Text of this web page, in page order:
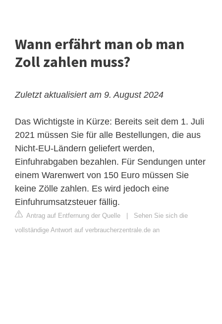
Wann erfährt man ob man
Zoll zahlen muss?
Zuletzt aktualisiert am 9. August 2024
Das Wichtigste in Kürze: Bereits seit dem 1. Juli
2021 müssen Sie für alle Bestellungen, die aus
Nicht-EU-Ländern geliefert werden,
Einfuhrabgaben bezahlen. Für Sendungen unter
einem Warenwert von 150 Euro müssen Sie
keine Zölle zahlen. Es wird jedoch eine
Einfuhrumsatzsteuer fällig.
Antrag auf Entfernung der Quelle
Sehen Sie sich die
vollständige Antwort auf verbraucherzentrale.de an